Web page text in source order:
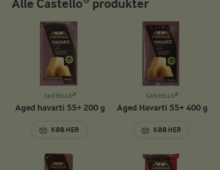
Alle Castello® produkter
CASTELLO®
Aged havarti 55+ 200 g
KØB HER
AGED HAVARTI 55+ 200 G
CASTELLO®
Aged Havarti 55+ 400 g
KØB HER
AGED HAVARTI